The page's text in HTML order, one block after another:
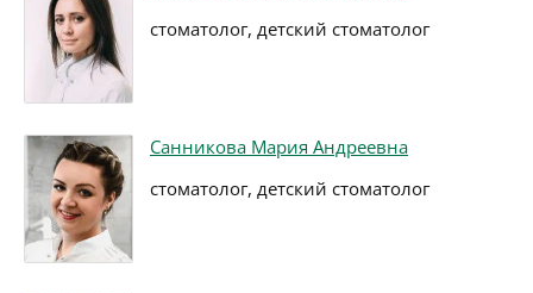
стоматолог, детский стоматолог
Санникова Мария Андреевна
стоматолог, детский стоматолог